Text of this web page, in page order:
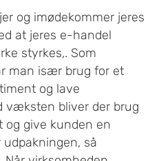
og imødekommer jeres
at jeres e-handel
styrkes,. Som
man især brug for et
og lave
væksten bliver der brug
give kunden en
så